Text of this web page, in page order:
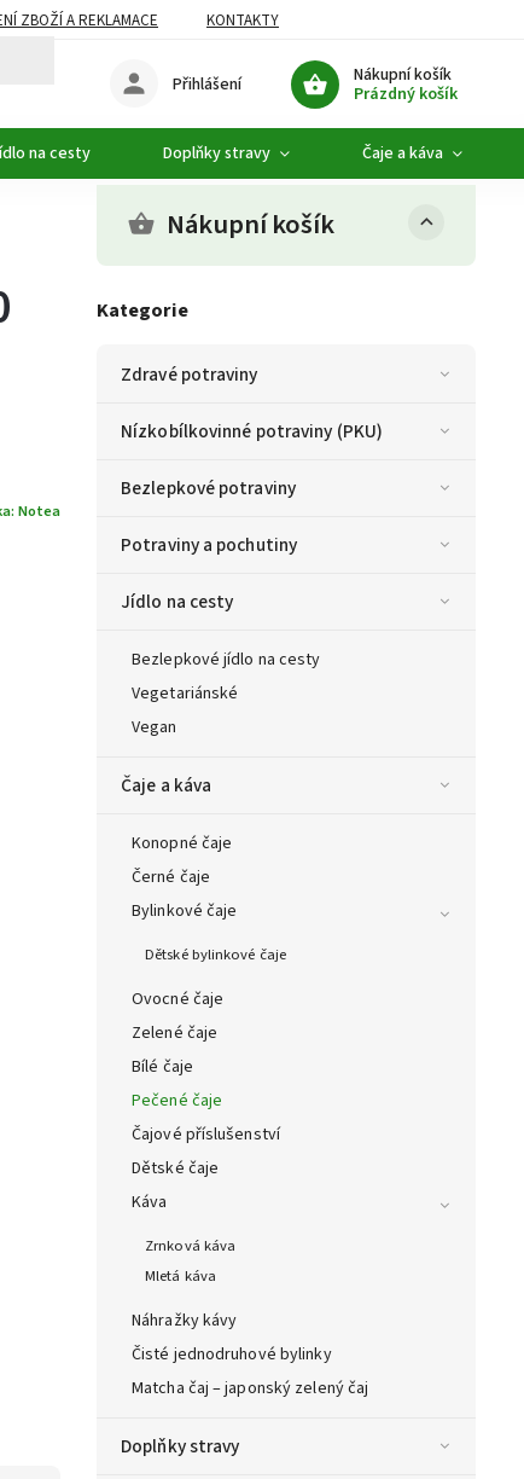
ZBOŽÍ A REKLAMACE
KONTAKTY
Nákupní košík
Prázdný košík
Přihlášení
na cesty Doplňky stravy Čaje a káva
Nákupní košík
Kategorie
Zdravé potraviny
Nízkobílkovinné potraviny (PKU)
Bezlepkové potraviny
Potraviny a pochutiny
Jídlo na cesty
Bezlepkové jídlo na cesty
Vegetariánské
Vegan
Čaje a káva
Konopné čaje
Černé čaje
Bylinkové čaje
Dětské bylinkové čaje
Ovocné čaje
Zelené čaje
Bílé čaje
Pečené čaje
Čajové příslušenství
Dětské čaje
Káva
Zrnková káva
Mletá káva
Náhražky kávy
Čisté jednodruhové bylinky
Matcha čaj – japonský zelený čaj
Doplňky stravy
Notea